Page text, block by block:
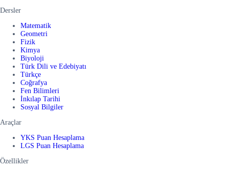
Dersler
Matematik
Geometri
Fizik
Kimya
Biyoloji
Türk Dili ve Edebiyatı
Türkçe
Coğrafya
Fen Bilimleri
İnkılap Tarihi
Sosyal Bilgiler
Araçlar
YKS Puan Hesaplama
LGS Puan Hesaplama
Özellikler